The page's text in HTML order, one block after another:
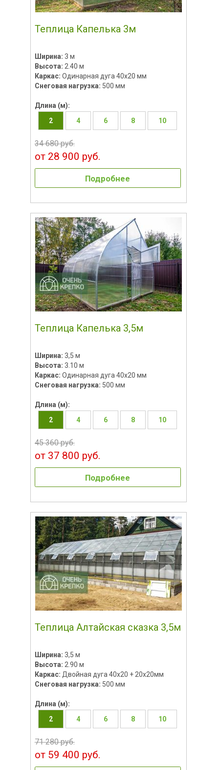
Теплица Капелька 3м
Ширина: 3 м
Высота: 2.40 м
Каркас: Одинарная дуга 40х20 мм
Снеговая нагрузка: 500 мм
Длина (м):
2
4 6 8 10
34 680 руб.
от 28 900 руб.
Подробнее
Теплица Капелька 3,5м
Ширина: 3,5 м
Высота: 3.10 м
Каркас: Одинарная дуга 40х20 мм
Снеговая нагрузка: 500 мм
Длина (м):
2
4 6 8 10
45 360 руб.
от 37 800 руб.
Подробнее
Теплица Алтайская сказка 3,5м
Ширина: 3,5 м
Высота: 2.90 м
Каркас: Двойная дуга 40х20 + 20х20мм
Снеговая нагрузка: 500 мм
Длина (м):
2
4 6 8 10
71 280 руб.
от 59 400 руб.